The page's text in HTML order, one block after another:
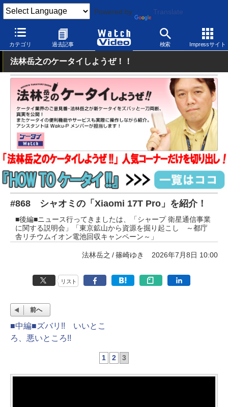
Powered by Translate
カテゴリ 過去記事 検索 Impressサイト
Watch Video モバイル スマートフォン Android
法林岳之のケータイしようぜ！！
#868 シャオミの「Xiaomi 17T Pro」を紹介！
■後編■ニュース行ってきましたは、「シャープ 衛星通信事業
に関する説明会」「東京鉱山から資源を掘り起こし ～都庁
舎リチウムイオン電池回収キャンペーン～」
法林岳之 篠崎ゆき 2026年7月8日 10:00
リスト
前へ
■中編■ズバリ!! いいとこ
ろ、悪いところ!!
1 2 3